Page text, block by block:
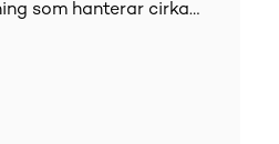
som hanterar cirka…